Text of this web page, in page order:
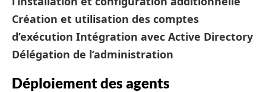
Création et utilisation des comptes
d’exécution Intégration avec Active Directory
Délégation de l’administration
Déploiement des agents